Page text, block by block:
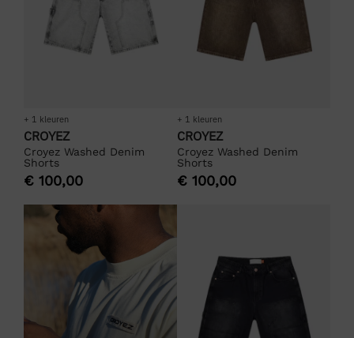
+ 1 kleuren
CROYEZ
Croyez Washed Denim
Shorts
€ 100,00
+ 1 kleuren
CROYEZ
Croyez Washed Denim
Shorts
€ 100,00